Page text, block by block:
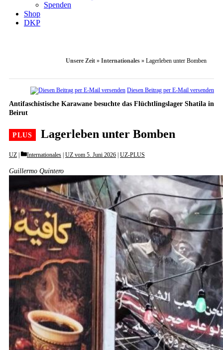
Spenden
Shop
DKP
Unsere Zeit » Internationales » Lagerleben unter Bomben
Diesen Beitrag per E-Mail versenden
Antifaschistische Karawane besuchte das Flüchtlingslager Shatila in
Beirut
Lagerleben unter Bomben
UZ Categories
Internationales UZ vom 5. Juni 2026 UZ-PLUS
Guillermo Quintero